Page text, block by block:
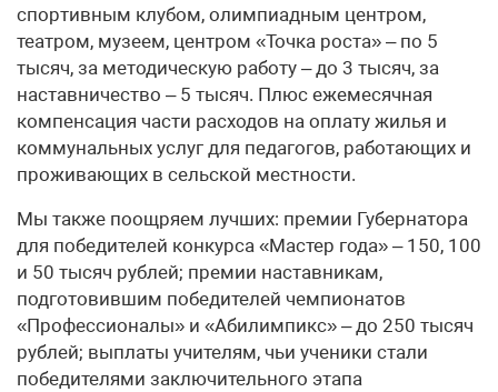
спортивным клубом, олимпиадным центром,
театром, музеем, центром «Точка роста» – по 5
тысяч, за методическую работу – до 3 тысяч, за
наставничество – 5 тысяч. Плюс ежемесячная
компенсация части расходов на оплату жилья и
коммунальных услуг для педагогов, работающих и
проживающих в сельской местности.
Мы также поощряем лучших: премии Губернатора
для победителей конкурса «Мастер года» – 150, 100
и 50 тысяч рублей; премии наставникам,
подготовившим победителей чемпионатов
«Профессионалы» и «Абилимпикс» – до 250 тысяч
рублей; выплаты учителям, чьи ученики стали
победителями заключительного этапа